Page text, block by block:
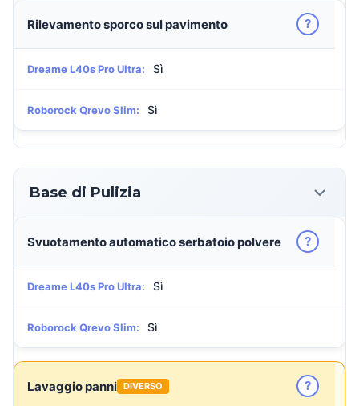
Rilevamento sporco sul pavimento ?
Dreame L40s Pro Ultra: Sì
Roborock Qrevo Slim: Sì
Base di Pulizia
Svuotamento automatico serbatoio polvere ?
Dreame L40s Pro Ultra: Sì
Roborock Qrevo Slim: Sì
Lavaggio panni DIVERSO ?